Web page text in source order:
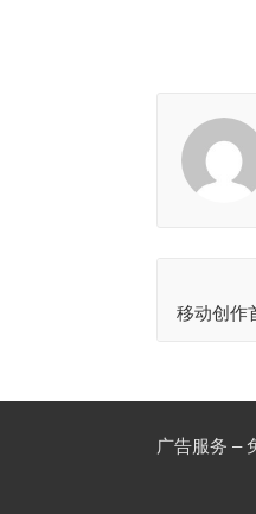
移动创作
广告服务 –